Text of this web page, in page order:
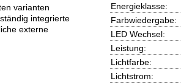
varianten
integrierte
externe
Energieklasse:
Farbwiedergabe:
LED Wechsel:
Leistung:
Lichtfarbe:
Lichtstrom: